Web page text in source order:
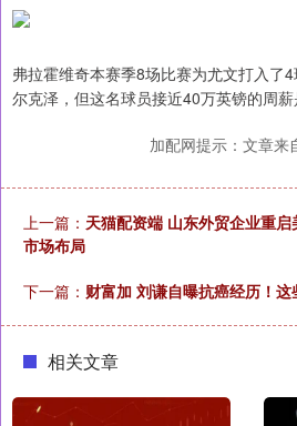
弗拉霍维奇本赛季8场比赛为尤文打入了
尔克泽，但这名球员接近40万英镑的周薪
加配网提示：文章来
上一篇： 天猫配资端 山东外贸企业重
市场布局
下一篇： 财富加 刘谦自曝抗癌经历！
相关文章